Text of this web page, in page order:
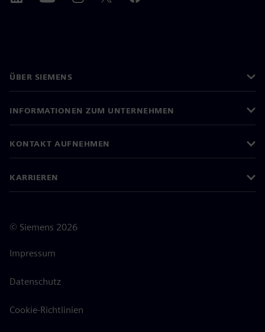
ÜBER SIEMENS
INFORMATIONEN ZUM UNTERNEHMEN
KONTAKT AUFNEHMEN
KARRIEREN
© Siemens 2026
Impressum
Datenschutz
Cookie-Richtlinien